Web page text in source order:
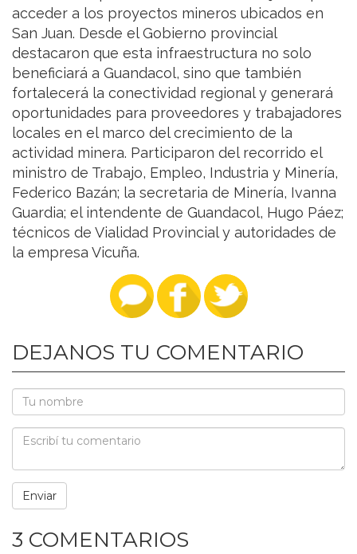
acceder a los proyectos mineros ubicados en
San Juan. Desde el Gobierno provincial
destacaron que esta infraestructura no solo
beneficiará a Guandacol, sino que también
fortalecerá la conectividad regional y generará
oportunidades para proveedores y trabajadores
locales en el marco del crecimiento de la
actividad minera. Participaron del recorrido el
ministro de Trabajo, Empleo, Industria y Minería,
Federico Bazán; la secretaria de Minería, Ivanna
Guardia; el intendente de Guandacol, Hugo Páez;
técnicos de Vialidad Provincial y autoridades de
la empresa Vicuña.
DEJANOS TU COMENTARIO
3 COMENTARIOS